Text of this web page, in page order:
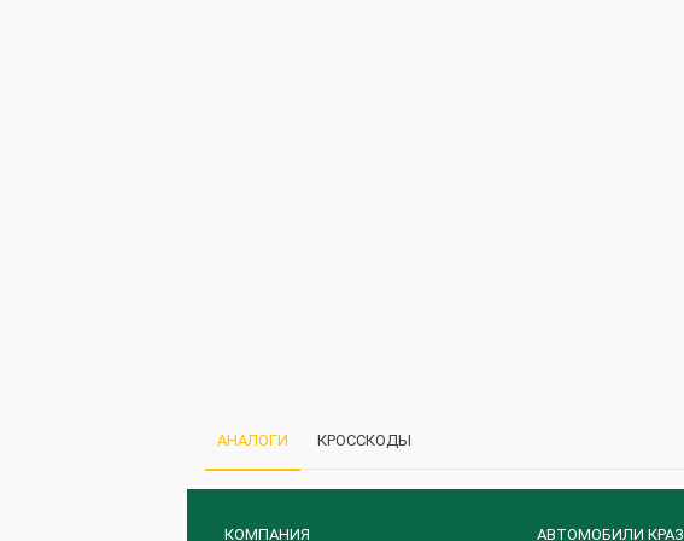
АНАЛОГИ КРОССКОДЫ
КОМПАНИЯ АВТОМОБИЛИ КРАЗ